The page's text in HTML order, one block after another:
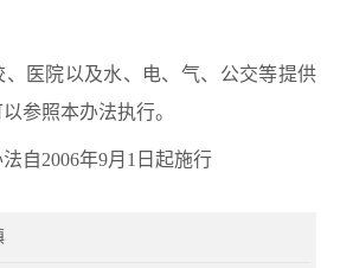
、医院以及水、电、气、公交等提供
参照本办法执行。
自2006年9月1日起施行